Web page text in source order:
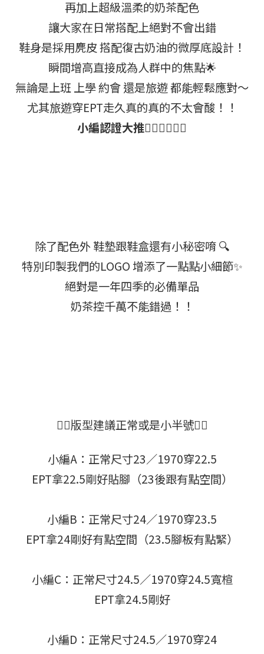
再加上超級溫柔的奶茶配色
讓大家在日常搭配上絕對不會出錯
鞋身是採用麂皮 搭配復古奶油的微厚底設計！
瞬間增高直接成為人群中的焦點🌟
無論是上班 上學 約會 還是旅遊 都能輕鬆應對～
尤其旅遊穿EPT走久真的真的不太會酸！！
小編認證大推👍🏻👍🏻👍🏻
除了配色外 鞋墊跟鞋盒還有小秘密唷 🔍
特別印製我們的LOGO 增添了一點點小細節✨
絕對是一年四季的必備單品
奶茶控千萬不能錯過！！
👉🏻版型建議正常或是小半號👈🏻
小編A：正常尺寸23／1970穿22.5
EPT拿22.5剛好貼腳（23後跟有點空間）
小編B：正常尺寸24／1970穿23.5
EPT拿24剛好有點空間（23.5腳板有點緊）
小編C：正常尺寸24.5／1970穿24.5寬楦
EPT拿24.5剛好
小編D：正常尺寸24.5／1970穿24